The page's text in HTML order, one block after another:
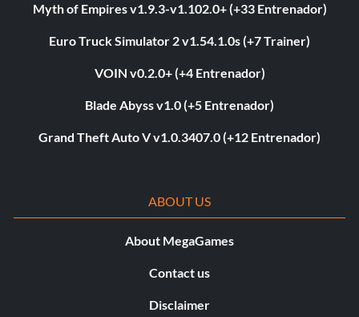
Myth of Empires v1.9.3-v1.102.0+ (+33 Entrenador)
Euro Truck Simulator 2 v1.54.1.0s (+7 Trainer)
VOIN v0.2.0+ (+4 Entrenador)
Blade Abyss v1.0 (+5 Entrenador)
Grand Theft Auto V v1.0.3407.0 (+12 Entrenador)
ABOUT US
About MegaGames
Contact us
Disclaimer